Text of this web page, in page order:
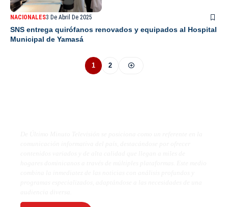
NACIONALES3 De Abril De 2025
SNS entrega quirófanos renovados y equipados al Hospital
Municipal de Yamasá
1 2